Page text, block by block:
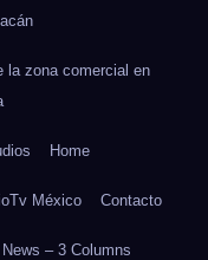
la zona comercial en
Home
México Contacto
News – 3 Columns